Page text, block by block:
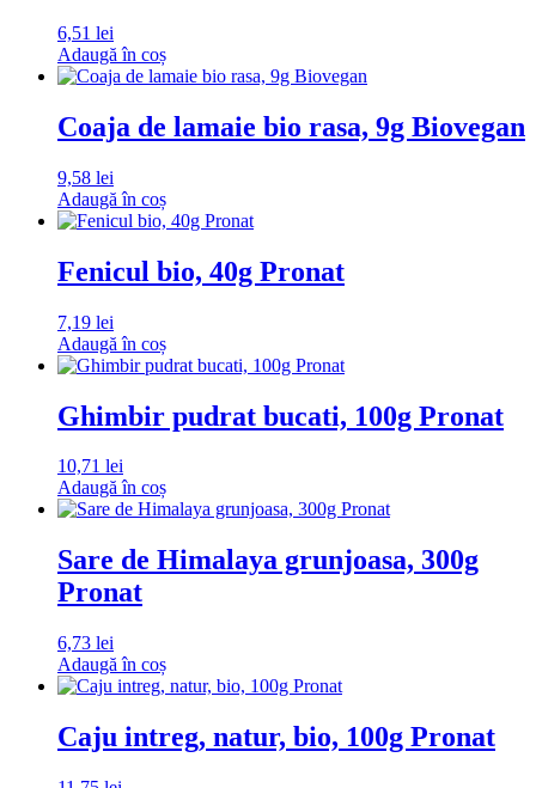
6,51 lei
Adaugă în coș
Coaja de lamaie bio rasa, 9g Biovegan
9,58 lei
Adaugă în coș
Fenicul bio, 40g Pronat
7,19 lei
Adaugă în coș
Ghimbir pudrat bucati, 100g Pronat
10,71 lei
Adaugă în coș
Sare de Himalaya grunjoasa, 300g
Pronat
6,73 lei
Adaugă în coș
Caju intreg, natur, bio, 100g Pronat